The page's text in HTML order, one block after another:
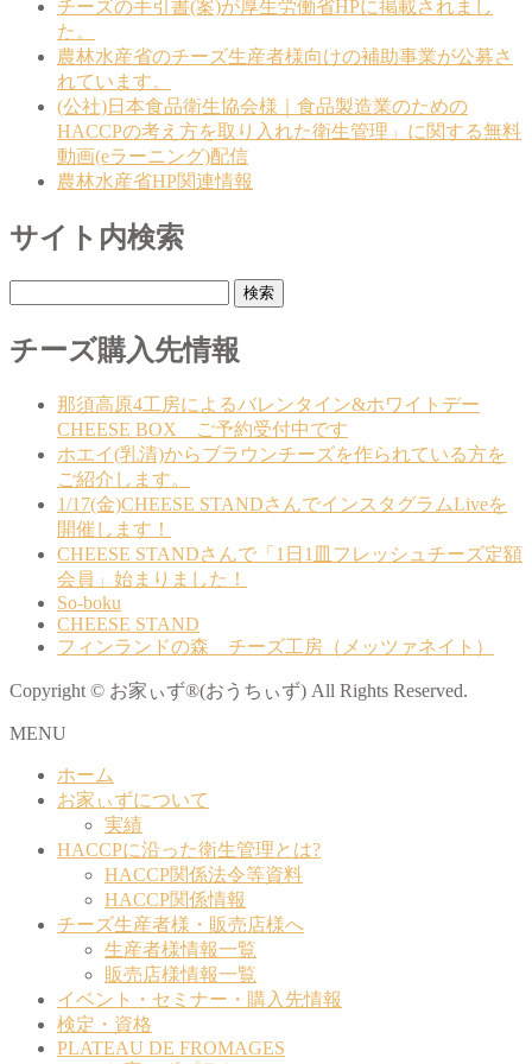
チーズの手引書(案)が厚生労働省HPに掲載されまし
た。
農林水産省のチーズ生産者様向けの補助事業が公募さ
れています。
(公社)日本食品衛生協会様｜食品製造業のための
HACCPの考え方を取り入れた衛生管理」に関する無料
動画(eラーニング)配信
農林水産省HP関連情報
サイト内検索
チーズ購入先情報
那須高原4工房によるバレンタイン&ホワイトデー
CHEESE BOX ご予約受付中です
ホエイ(乳清)からブラウンチーズを作られている方を
ご紹介します。
1/17(金)CHEESE STANDさんでインスタグラムLiveを
開催します！
CHEESE STANDさんで「1日1皿フレッシュチーズ定額
会員」始まりました！
So-boku
CHEESE STAND
フィンランドの森 チーズ工房（メッツァネイト）
Copyright © お家ぃず®(おうちぃず) All Rights Reserved.
MENU
ホーム
お家ぃずについて
実績
HACCPに沿った衛生管理とは?
HACCP関係法令等資料
HACCP関係情報
チーズ生産者様・販売店様へ
生産者様情報一覧
販売店様情報一覧
イベント・セミナー・購入先情報
検定・資格
PLATEAU DE FROMAGES